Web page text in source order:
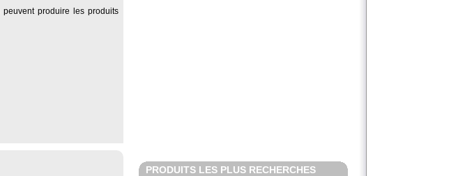
peuvent produire les produits
PRODUITS LES PLUS RECHERCHES